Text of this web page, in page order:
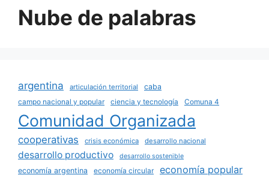
Nube de palabras
argentina articulación territorial
caba
campo nacional y popular
ciencia y tecnología Comuna 4
Comunidad Organizada
cooperativas crisis económica desarrollo nacional
desarrollo productivo desarrollo sostenible
economía argentina economía circular economía popular